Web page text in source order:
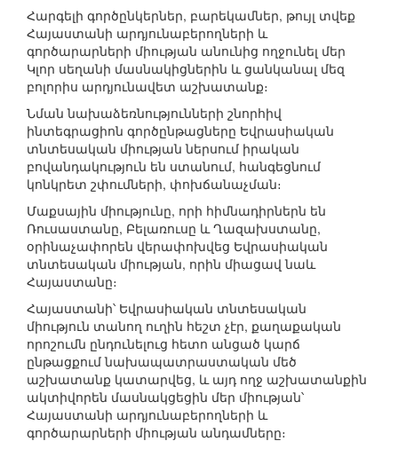
Հարգելի գործընկերներ, բարեկամներ, թույլ տվեք
Հայաստանի արդյունաբերողների և
գործարարների միության անունից ողջունել մեր
Կլոր սեղանի մասնակիցներին և ցանկանալ մեզ
բոլորիս արդյունավետ աշխատանք։
Նման նախաձեռնությունների շնորհիվ
ինտեգրացիոն գործընթացները Եվրասիական
տնտեսական միության ներսում իրական
բովանդակություն են ստանում, հանգեցնում
կոնկրետ շփումների, փոխճանաչման։
Մաքսային միությունը, որի հիմնադիրներն են
Ռուսաստանը, Բելառուսը և Ղազախստանը,
օրինաչափորեն վերափոխվեց Եվրասիական
տնտեսական միության, որին միացավ նաև
Հայաստանը։
Հայաստանի՝ Եվրասիական տնտեսական
միություն տանող ուղին հեշտ չէր, քաղաքական
որոշումն ընդունելուց հետո անցած կարճ
ընթացքում նախապատրաստական մեծ
աշխատանք կատարվեց, և այդ ողջ աշխատանքին
ակտիվորեն մասնակցեցին մեր միության՝
Հայաստանի արդյունաբերողների և
գործարարների միության անդամները։